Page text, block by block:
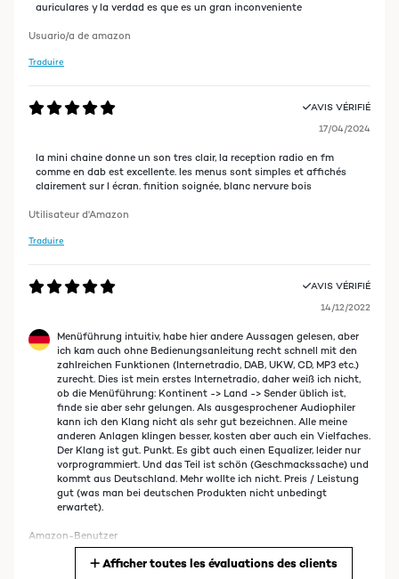
auriculares y la verdad es que es un gran inconveniente
Usuario/a de amazon
Traduire
AVIS VÉRIFIÉ
17/04/2024
la mini chaine donne un son tres clair, la reception radio en fm
comme en dab est excellente. les menus sont simples et affichés
clairement sur l écran. finition soignée, blanc nervure bois
Utilisateur d'Amazon
Traduire
AVIS VÉRIFIÉ
14/12/2022
Menüführung intuitiv, habe hier andere Aussagen gelesen, aber
ich kam auch ohne Bedienungsanleitung recht schnell mit den
zahlreichen Funktionen (Internetradio, DAB, UKW, CD, MP3 etc.)
zurecht. Dies ist mein erstes Internetradio, daher weiß ich nicht,
ob die Menüführung: Kontinent -> Land -> Sender üblich ist,
finde sie aber sehr gelungen. Als ausgesprochener Audiophiler
kann ich den Klang nicht als sehr gut bezeichnen. Alle meine
anderen Anlagen klingen besser, kosten aber auch ein Vielfaches.
Der Klang ist gut. Punkt. Es gibt auch einen Equalizer, leider nur
vorprogrammiert. Und das Teil ist schön (Geschmackssache) und
kommt aus Deutschland. Mehr wollte ich nicht. Preis / Leistung
gut (was man bei deutschen Produkten nicht unbedingt
erwartet).
Amazon-Benutzer
Afficher toutes les évaluations des clients